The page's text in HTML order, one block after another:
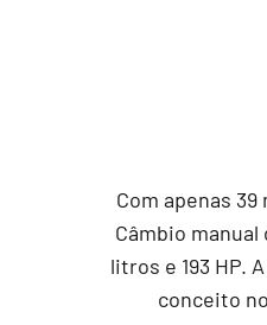
Com apenas
Câmbio
litros e 193 HP.
conceito